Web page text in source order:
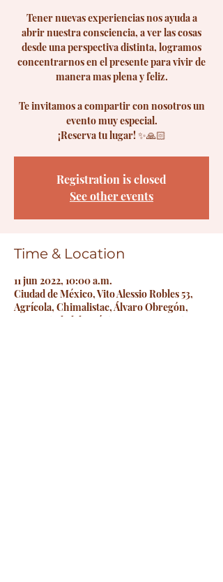
Tener nuevas experiencias nos ayuda a
abrir nuestra consciencia, a ver las cosas
desde una perspectiva distinta, logramos
concentrarnos en el presente para vivir de
manera mas plena y feliz.
Te invitamos a compartir con nosotros un
evento muy especial.
Registration is closed
See other events
Time & Location
11 jun 2022, 10:00 a.m.
Ciudad de México, Vito Alessio Robles 53,
Agrícola, Chimalistac, Álvaro Obregón,
01050 Ciudad de México, CDMX, Mexico